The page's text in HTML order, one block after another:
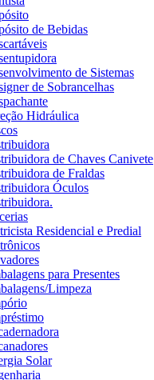
de Bebidas
de Sistemas
de Sobrancelhas
Hidráulica
de Chaves Canivete
de Fraldas
Óculos
Residencial e Predial
para Presentes
Limpeza
Solar